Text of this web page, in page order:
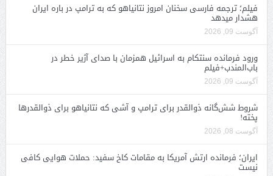
فیلم؛ ترجمه فارسی سخنان امروز نتانیاهو که به ترامپ در باره ایران
هشدار میدهد
آگوست 09, 2026
ورود فرمانده سنتکام به اسرائیل همزمان با صدای آژیر خطر در
باب‌المندب+فیلم
آگوست 09, 2026
شروط شش‌گانه ذوالقدر برای ترامپ و آشی که نتانیاهو برای ذوالقدرها
پخته!
آگوست 08, 2026
ایران؛ فرمانده ارتش آمریکا به مقامات کاخ سفید: حملات هوایی کافی
نیست